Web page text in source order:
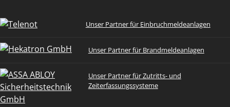
Unser Partner für Einbruchmeldeanlagen
Unser Partner für Brandmeldeanlagen
Unser Partner für Zutritts- und
Zeiterfassungssysteme